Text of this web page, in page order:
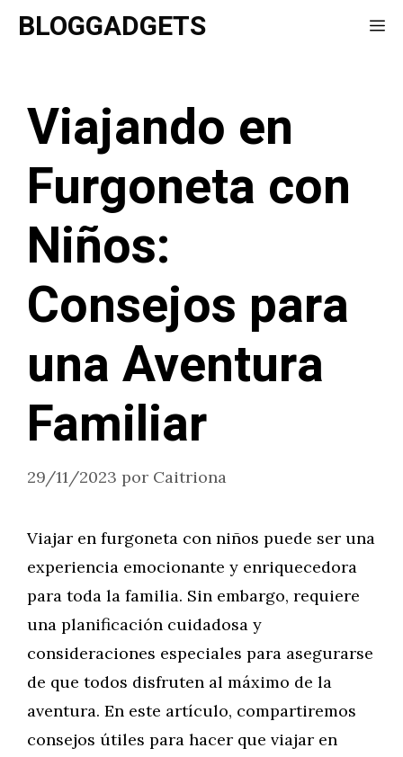
SaltarBLOGGADGETS
Viajando en
Furgoneta con
Niños:
Consejos para
una Aventura
Familiar
29/11/2023 por Caitriona
Viajar en furgoneta con niños puede ser una
experiencia emocionante y enriquecedora
para toda la familia. Sin embargo, requiere
una planificación cuidadosa y
consideraciones especiales para asegurarse
de que todos disfruten al máximo de la
aventura. En este artículo, compartiremos
consejos útiles para hacer que viajar en